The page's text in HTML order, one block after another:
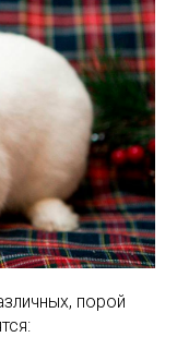
порой